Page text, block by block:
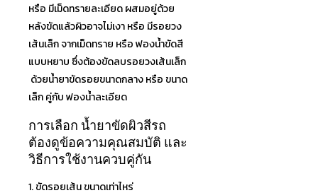
หรือ มีเม็ดทรายละเอียด ผสมอยู่ด้วย
หลังขัดแล้วผิวอาจไม่เงา หรือ มีรอยวง
เส้นเล็ก จากเม็ดทราย หรือ ฟองน้ำขัดสี
แบบหยาบ ซึ่งต้องขัดลบรอยวงเส้นเล็ก
ด้วยน้ำยาขัดรอยขนาดกลาง หรือ ขนาด
เล็ก คู่กับ ฟองน้ำละเอียด
การเลือก น้ำยาขัดผิวสีรถ
ต้องดูข้อความคุณสมบัติ และ
วิธีการใช้งานควบคู่กัน
1. ขัดรอยเส้น ขนาดเท่าไหร่